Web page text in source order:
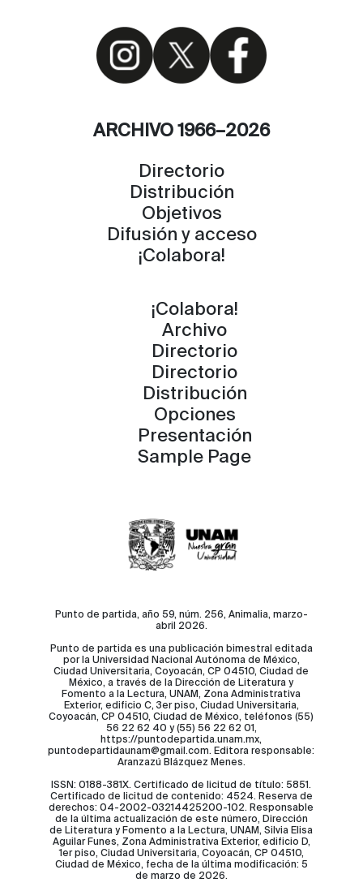
ARCHIVO 1966–2026
Directorio
Distribución
Objetivos
Difusión y acceso
¡Colabora!
¡Colabora!
Archivo
Directorio
Directorio
Distribución
Opciones
Presentación
Sample Page
Punto de partida, año 59, núm. 256, Animalia, marzo-
abril 2026.
Punto de partida es una publicación bimestral editada
por la Universidad Nacional Autónoma de México,
Ciudad Universitaria, Coyoacán, CP 04510, Ciudad de
México, a través de la Dirección de Literatura y
Fomento a la Lectura, UNAM, Zona Administrativa
Exterior, edificio C, 3er piso, Ciudad Universitaria,
Coyoacán, CP 04510, Ciudad de México, teléfonos (55)
56 22 62 40 y (55) 56 22 62 01,
https://puntodepartida.unam.mx,
puntodepartidaunam@gmail.com. Editora responsable:
Aranzazú Blázquez Menes.
ISSN: 0188-381X. Certificado de licitud de título: 5851.
Certificado de licitud de contenido: 4524. Reserva de
derechos: 04-2002-03214425200-102. Responsable
de la última actualización de este número, Dirección
de Literatura y Fomento a la Lectura, UNAM, Silvia Elisa
Aguilar Funes, Zona Administrativa Exterior, edificio D,
1er piso, Ciudad Universitaria, Coyoacán, CP 04510,
Ciudad de México, fecha de la última modificación: 5
de marzo de 2026.